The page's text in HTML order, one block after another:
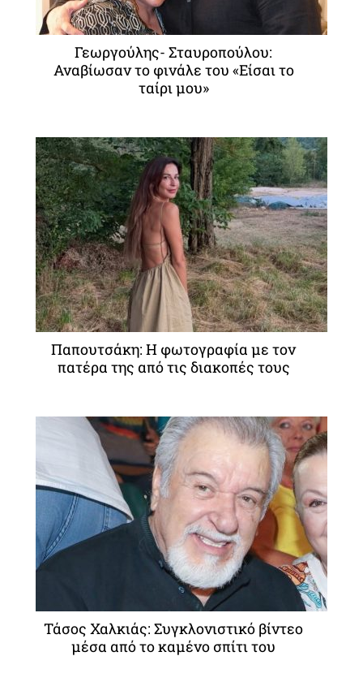
Γεωργούλης- Σταυροπούλου:
Αναβίωσαν το φινάλε του «Είσαι το
ταίρι μου»
Παπουτσάκη: Η φωτογραφία με τον
πατέρα της από τις διακοπές τους
Τάσος Χαλκιάς: Συγκλονιστικό βίντεο
μέσα από το καμένο σπίτι του